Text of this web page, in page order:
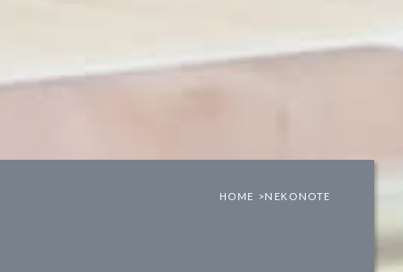
HOME >NEKONOTE